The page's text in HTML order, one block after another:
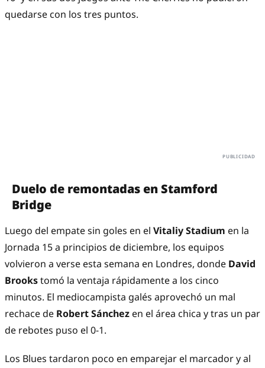
quedarse con los tres puntos.
Duelo de remontadas en Stamford
Bridge
Luego del empate sin goles en el Vitaliy Stadium en la
Jornada 15 a principios de diciembre, los equipos
volvieron a verse esta semana en Londres, donde David
Brookstomó la ventaja rápidamente a los cinco
minutos. El mediocampista galés aprovechó un mal
rechace de Robert Sánchez en el área chica y tras un par
de rebotes puso el 0-1.
Los Blues tardaron poco en emparejar el marcador y al